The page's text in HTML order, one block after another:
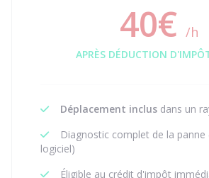
40€ /h
APRÈS DÉDUCTION
Déplacement inclus dans un
Diagnostic complet de la panne
logiciel)
Éligible au crédit d'impôt